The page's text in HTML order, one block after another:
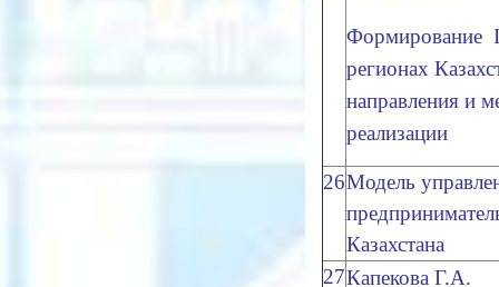
Формирование
регионах
направления и
реализации
26Модель
Казахстана
27Капекова Г.А.